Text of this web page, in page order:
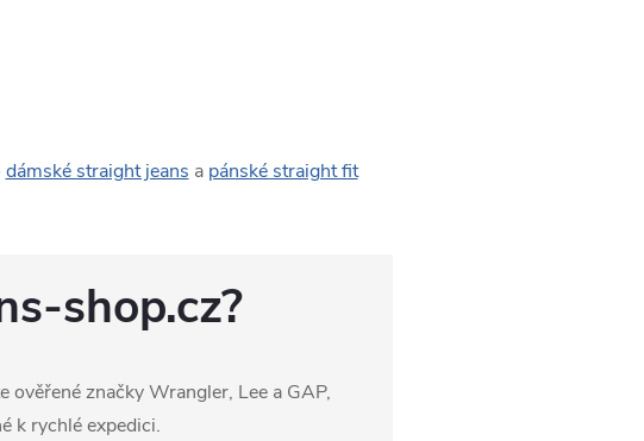
dámské straight jeans a pánské straight fit
shop.cz?
ověřené značky Wrangler, Lee a GAP,
k rychlé expedici.